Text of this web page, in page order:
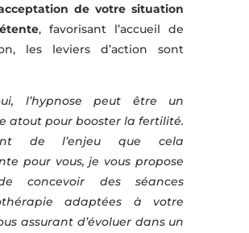
de votre situation
, favorisant l’accueil de
les leviers d’action sont
l’hypnose peut être un
atout pour booster la fertilité.
de l’enjeu que cela
pour vous, je vous propose
concevoir des séances
adaptées à votre
assurant d’évoluer dans un